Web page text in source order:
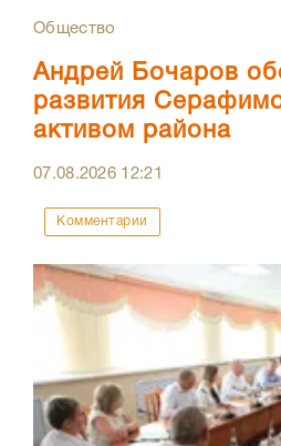
Общество
Андрей Бочаров
развития
активом района
07.08.2026 12:21
Комментарии